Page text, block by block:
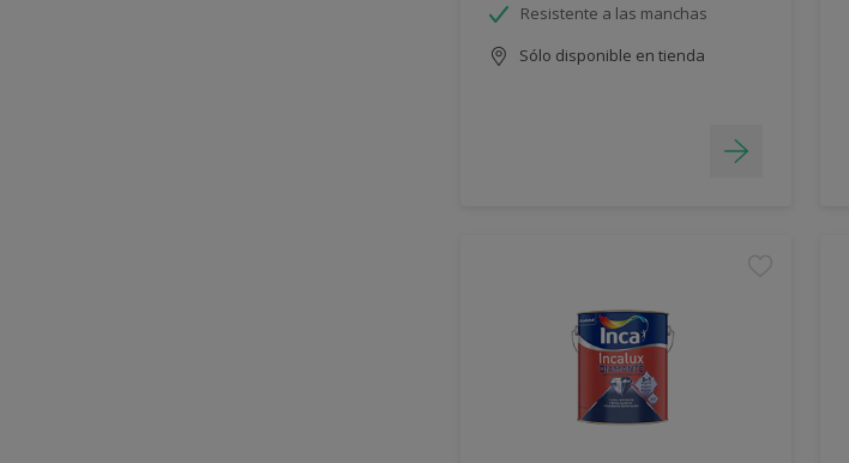
Resistente a las manchas
Sólo disponible en tienda